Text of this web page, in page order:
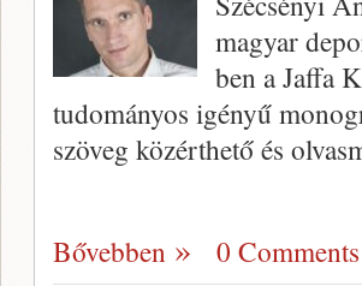
magyar
ben a Jaffa
tudományos igényű
szöveg közérthető és
Bővebben 0 Comments